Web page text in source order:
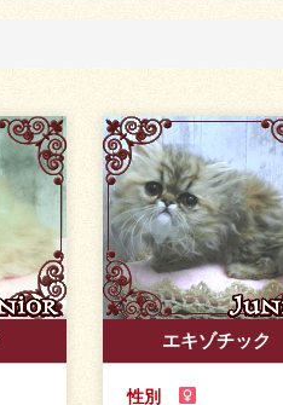
エキゾチック
性別